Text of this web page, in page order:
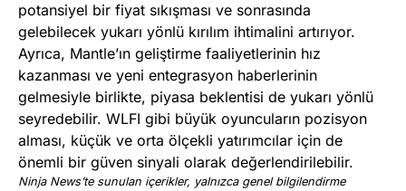
potansiyel bir fiyat sıkışması ve sonrasında
gelebilecek yukarı yönlü kırılım ihtimalini artırıyor.
Ayrıca, Mantle’ın geliştirme faaliyetlerinin hız
kazanması ve yeni entegrasyon haberlerinin
gelmesiyle birlikte, piyasa beklentisi de yukarı yönlü
seyredebilir. WLFI gibi büyük oyuncuların pozisyon
alması, küçük ve orta ölçekli yatırımcılar için de
önemli bir güven sinyali olarak değerlendirilebilir.
Ninja News’te sunulan içerikler, yalnızca genel bilgilendirme